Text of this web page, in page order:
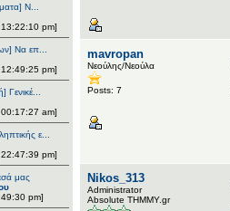
Ν...
pm]
Να επ...
pm]
am]
ε...
pm]
μας
pm]
mavropan
Νεούλης/Νεούλα
Posts: 7
Nikos_313
Administrator
Αbsolute ΤΗΜΜΥ.gr